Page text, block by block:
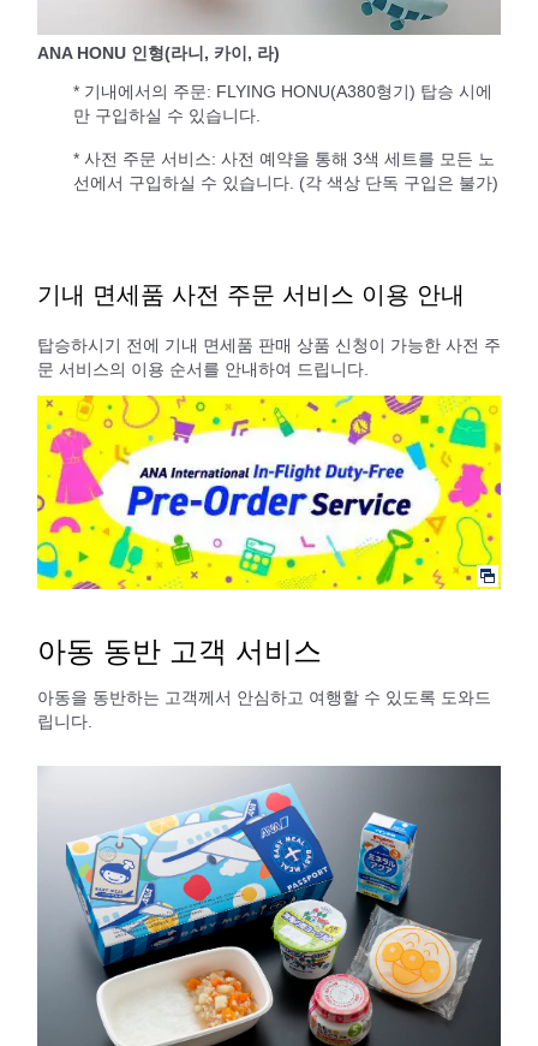
ANA HONU 인형(라니, 카이, 라)
* 기내에서의 주문: FLYING HONU(A380형기) 탑승 시에
만 구입하실 수 있습니다.
* 사전 주문 서비스: 사전 예약을 통해 3색 세트를 모든 노
선에서 구입하실 수 있습니다. (각 색상 단독 구입은 불가)
기내 면세품 사전 주문 서비스 이용 안내
탑승하시기 전에 기내 면세품 판매 상품 신청이 가능한 사전 주
문 서비스의 이용 순서를 안내하여 드립니다.
아동 동반 고객 서비스
아동을 동반하는 고객께서 안심하고 여행할 수 있도록 도와드
립니다.